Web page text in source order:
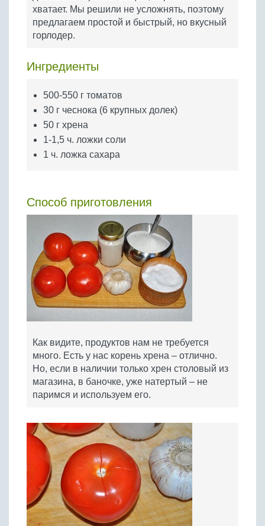
Бобовые
Яйца
Крупы
хватает. Мы решили не усложнять, поэтому
предлагаем простой и быстрый, но вкусный
горлодер.
Ингредиенты
500-550 г томатов
30 г чеснока (6 крупных долек)
50 г хрена
1-1,5 ч. ложки соли
1 ч. ложка сахара
Способ приготовления
Как видите, продуктов нам не требуется
много. Есть у нас корень хрена – отлично.
Но, если в наличии только хрен столовый из
магазина, в баночке, уже натертый – не
паримся и используем его.